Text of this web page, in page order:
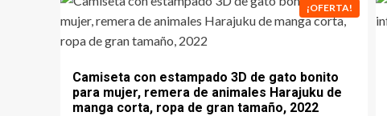
¡OFERTA!
Camiseta con estampado 3D de gato bonito
para mujer, remera de animales Harajuku de
manga corta, ropa de gran tamaño, 2022